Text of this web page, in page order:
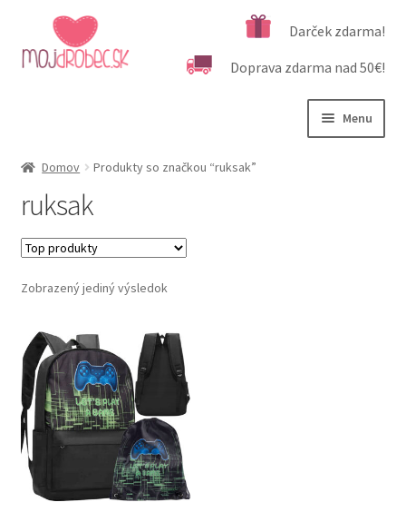
Preskočiť
na
navigáciu
Preskočiť
na
obsah
Darček zdarma!
Doprava zdarma nad 50€!
Menu
Podľa veku
Kategórie produktov
Dôležité informácie
Domov Produkty so značkou “ruksak”
ruksak
Zobrazený jediný výsledok